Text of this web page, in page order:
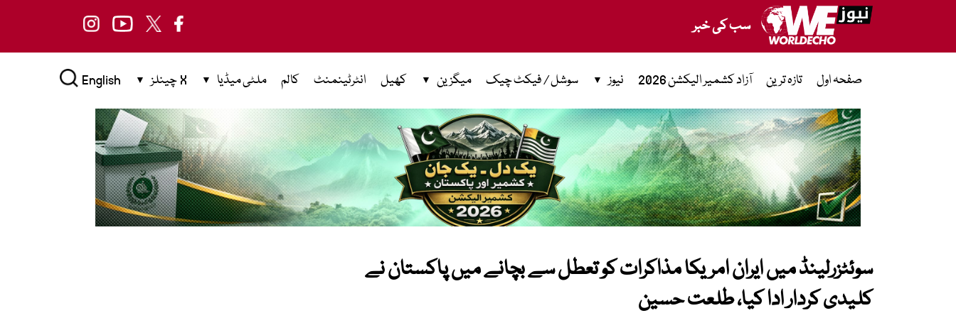
سب کی خبر
صفحہ اول تازہ ترین آزاد کشمیر الیکشن 2026 نیوز سوشل / فیکٹ چیک میگزین کھیل انٹرٹینمنٹ کالم ملٹی میڈیا X چینلز English
سوئٹزرلینڈ میں ایران امریکا مذاکرات کو تعطل سے بچانے میں پاکستان نے
کلیدی کردار ادا کیا، طلعت حسین